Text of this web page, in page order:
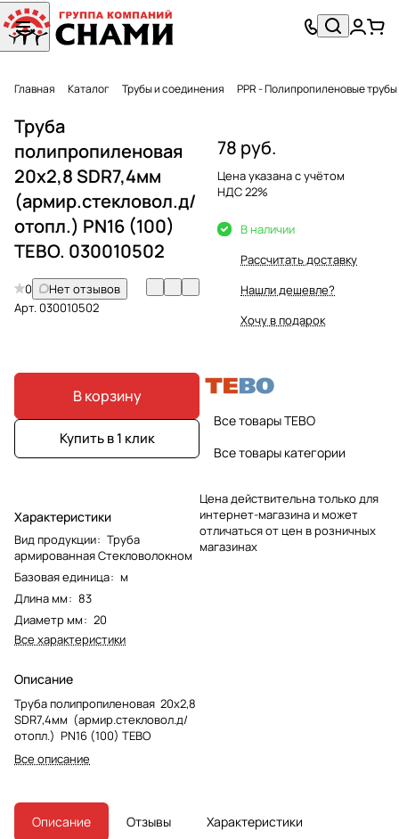
Главная Каталог Трубы и соединения PPR - Полипропиленовые
Труба
полипропиленовая
20х2,8 SDR7,4мм
(армир.стекловол.д/
отопл.) PN16 (100)
TEBO. 030010502
0
Нет отзывов
Арт.030010502
В корзину
Купить в 1 клик
Характеристики
Вид продукции: Труба
армированная Стекловолокном
Базовая единица: м
Длина мм: 83
Диаметр мм: 20
Все характеристики
Описание
Труба полипропиленовая 20х2,8
SDR7,4мм (армир.стекловол.д/
отопл.) PN16 (100) TEBO
Все описание
78 руб.
Цена указана с учётом
НДС 22%
В наличии
Рассчитать доставку
Нашли дешевле?
Хочу в подарок
Все товары TEBO
Все товары категории
Цена действительна только для
интернет-магазина и может
отличаться от цен в розничных
магазинах
Описание Отзывы Характеристики